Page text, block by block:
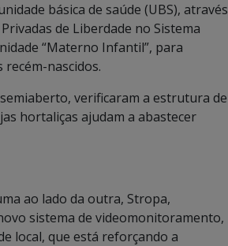
básica de saúde (UBS), através
de Liberdade no Sistema
“Materno Infantil”, para
nascidos.
verificaram a estrutura de
hortaliças ajudam a abastecer
ao lado da outra, Stropa,
sistema de videomonitoramento,
local, que está reforçando a